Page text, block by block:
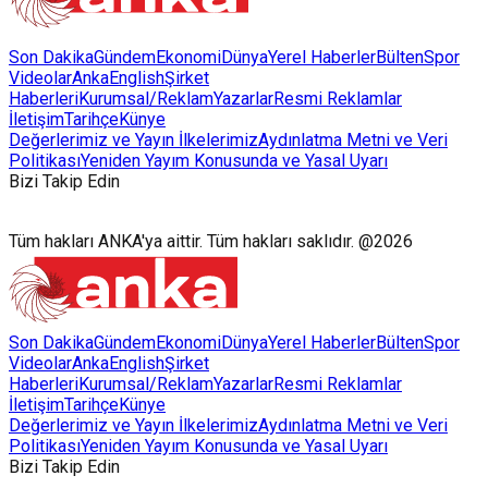
Son DakikaGündemEkonomiDünyaYerel HaberlerBültenSpor
VideolarAnkaEnglishŞirket
HaberleriKurumsal/ReklamYazarlarResmi Reklamlar
İletişimTarihçeKünye
Değerlerimiz ve Yayın İlkelerimizAydınlatma Metni ve Veri
PolitikasıYeniden Yayım Konusunda ve Yasal Uyarı
Bizi Takip Edin
Tüm hakları ANKA'ya aittir. Tüm hakları saklıdır. @2026
Son DakikaGündemEkonomiDünyaYerel HaberlerBültenSpor
VideolarAnkaEnglishŞirket
HaberleriKurumsal/ReklamYazarlarResmi Reklamlar
İletişimTarihçeKünye
Değerlerimiz ve Yayın İlkelerimizAydınlatma Metni ve Veri
PolitikasıYeniden Yayım Konusunda ve Yasal Uyarı
Bizi Takip Edin